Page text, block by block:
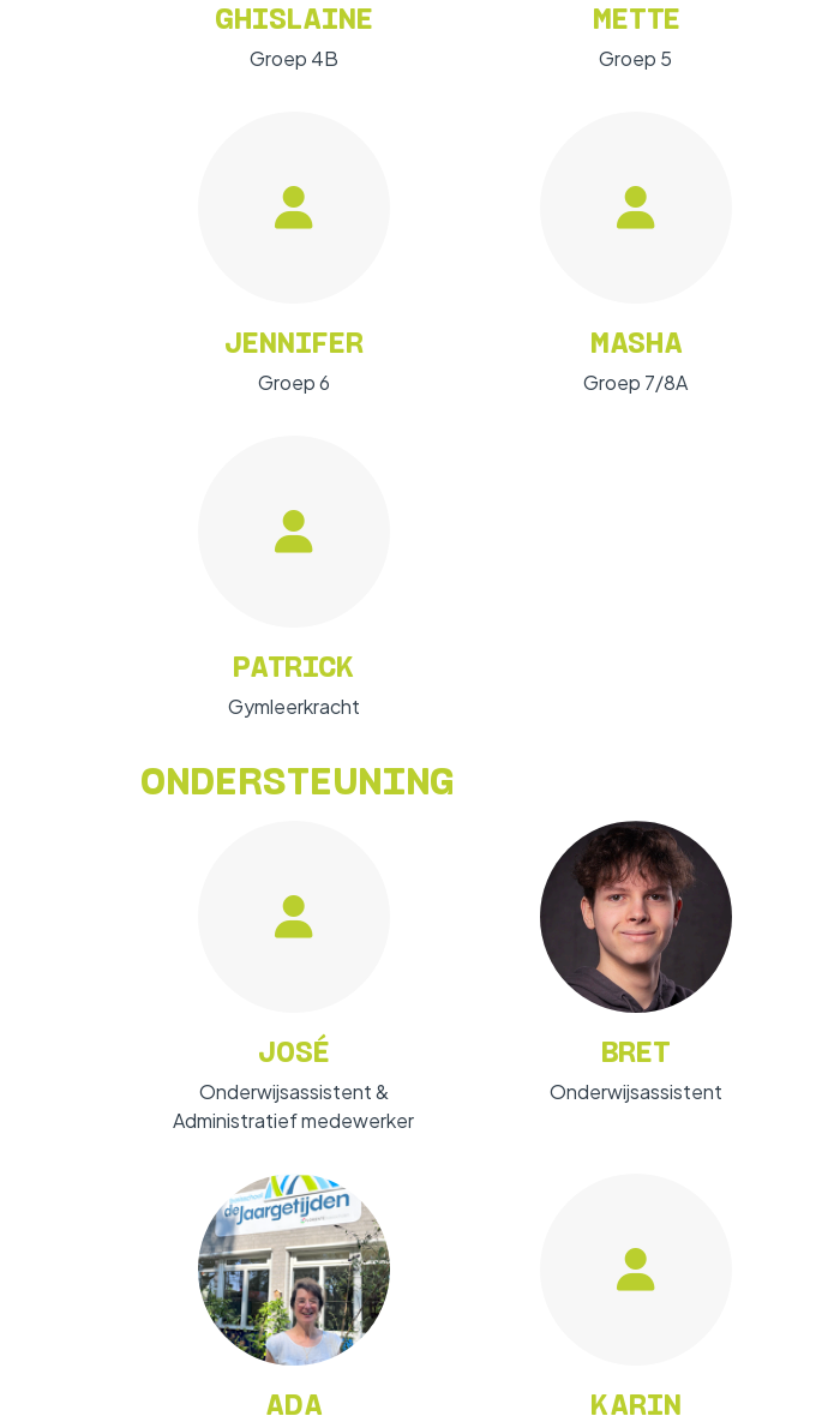
GHISLAINE
Groep 4B
METTE
Groep 5
JENNIFER
Groep 6
MASHA
Groep 7/8A
PATRICK
Gymleerkracht
ONDERSTEUNING
JOSÉ
Onderwijsassistent &
Administratief medewerker
BRET
Onderwijsassistent
ADA KARIN